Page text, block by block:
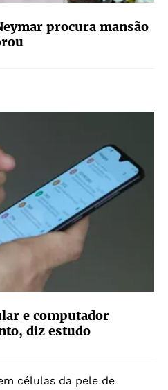
procura mansão
e computador
diz estudo